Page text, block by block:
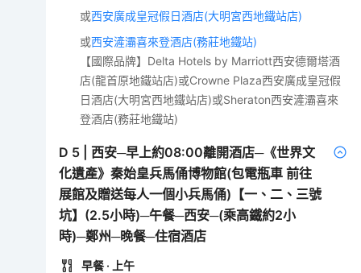
或西安廣成皇冠假日酒店(大明宮西地鐵站店)
或西安滻灞喜來登酒店(務莊地鐵站)
【國際品牌】Delta Hotels by Marriott西安德爾塔酒
店(龍首原地鐵站店)或Crowne Plaza西安廣成皇冠假
日酒店(大明宮西地鐵站店)或Sheraton西安滻灞喜來
登酒店(務莊地鐵站)
D 5
西安─早上約08:00離開酒店─《世界文
化遺產》秦始皇兵馬俑博物館(包電瓶車 前往
展館及贈送每人一個小兵馬俑)【一、二、三號
坑】(2.5小時)─午餐─西安─(乘高鐵約2小
時)─鄭州─晚餐─住宿酒店
早餐 · 上午